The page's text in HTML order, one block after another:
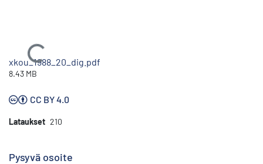
Ladataan...
xkou_1988_20_dig.pdf
8.43 MB
CC BY 4.0
Lataukset 210
Pysyvä osoite